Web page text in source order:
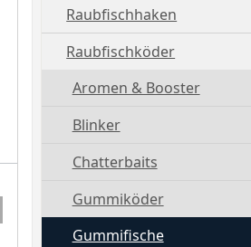
Raubfischhaken
Raubfischköder
Aromen & Booster
Blinker
Chatterbaits
Gummiköder
Gummifische